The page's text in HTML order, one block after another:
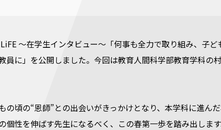
～在学生インタビュー～「何事も全力で取り組み、子
員に」を公開しました。今回は教育人間科学部教育学科の
の頃の“恩師”との出会いがきっかけとなり、本学科に進ん
個性を伸ばす先生になるべく、この春第一歩を踏み出しま